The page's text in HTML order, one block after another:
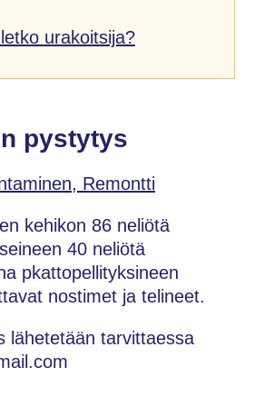
urakoitsija?
pystytys
Remontti
kehikon 86 neliötä
40 neliötä
pkattopellityksineen
nostimet ja telineet.
lähetetään tarvittaessa